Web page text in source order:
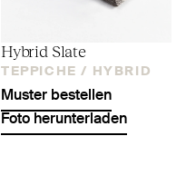
Hybrid Slate
TEPPICHE / HYBRID
Muster bestellen
Foto herunterladen